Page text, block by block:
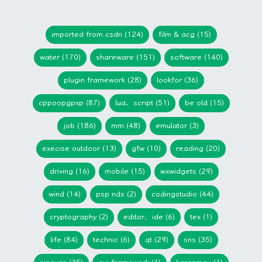
imported from csdn (124) film & acg (15)
water (170) shareware (151) software (140)
plugin framework (28) lookfor (36)
cppoopgpxp (87) lua，script (51) be old (15)
job (186) mm (48) emulator (3)
execise outdoor (13) gfw (10) reading (20)
driving (16) mobile (15) wxwidgets (29)
wind (14) psp nds (2) codingstudio (44)
cryptography (2) editor，ide (6) tex (1)
life (84) technic (6) qt (29) sns (35)